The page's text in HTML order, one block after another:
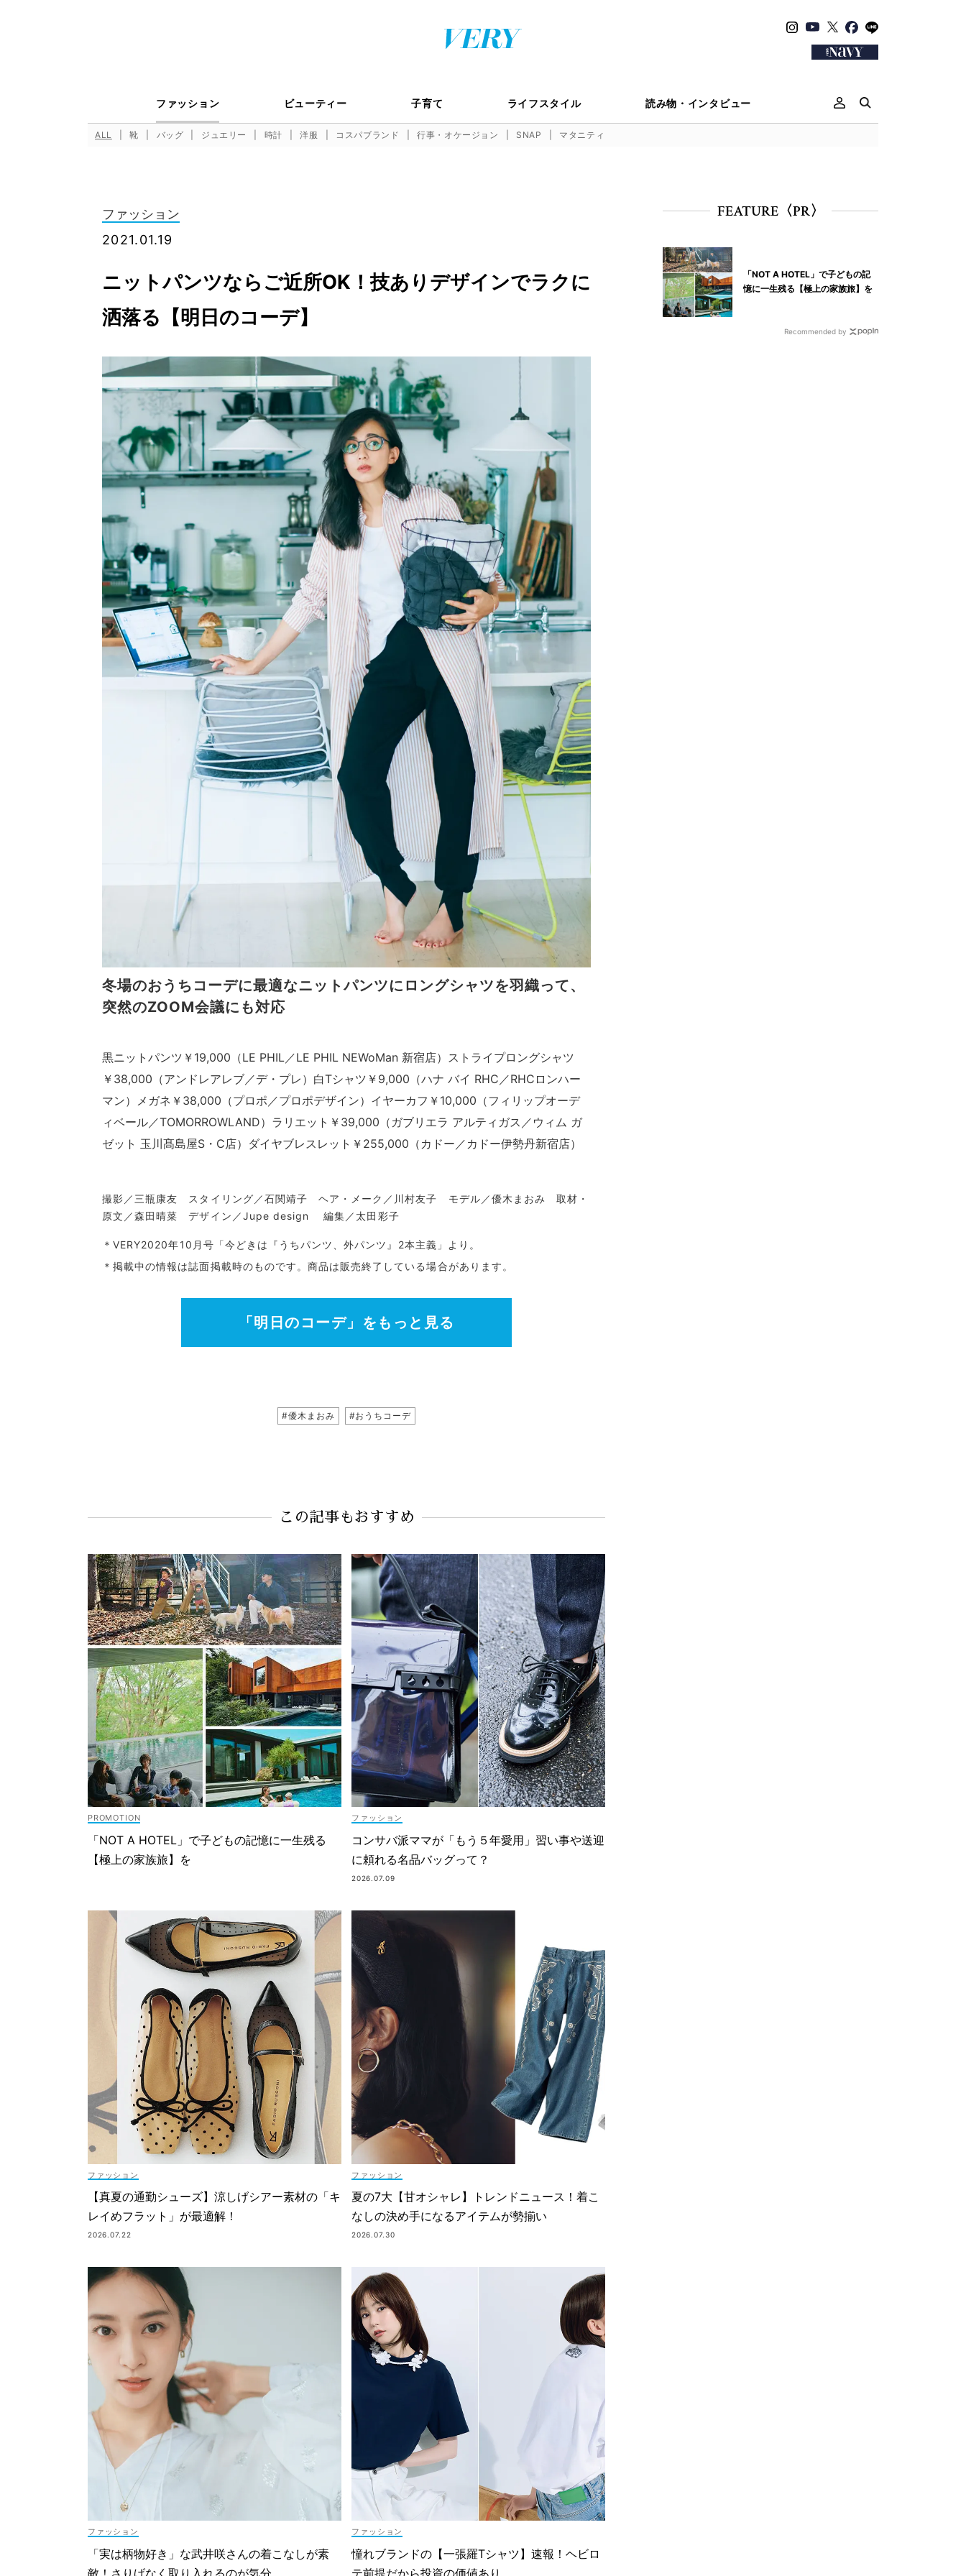
ファッション ビューティー 子育て ライフスタイル 読み物・インタビュー
ALL 靴 バッグ ジュエリー 時計 洋服 コスパブランド 行事・オケージョン SNAP マタニティ
ファッション
2021.01.19
ニットパンツならご近所OK！技ありデザインでラクに
洒落る【明日のコーデ】
冬場のおうちコーデに最適なニットパンツにロングシャツを羽織って、
突然のZOOM会議にも対応
黒ニットパンツ￥19,000（LE PHIL／LE PHIL NEWoMan 新宿店）ストライプロングシャツ
￥38,000（アンドレアレブ／デ・プレ）白Tシャツ￥9,000（ハナ バイ RHC／RHCロンハー
マン）メガネ￥38,000（プロポ／プロポデザイン）イヤーカフ￥10,000（フィリップオーデ
ィベール／TOMORROWLAND）ラリエット￥39,000（ガブリエラ アルティガス／ウィム ガ
ゼット 玉川髙島屋S・C店）ダイヤブレスレット￥255,000（カドー／カドー伊勢丹新宿店）
撮影／三瓶康友 スタイリング／石関靖子 ヘア・メーク／川村友子 モデル／優木まおみ 取材・
原文／森田晴菜 デザイン／Jupe design 編集／太田彩子
＊VERY2020年10月号「今どきは『うちパンツ、外パンツ』2本主義」より。
＊掲載中の情報は誌面掲載時のものです。商品は販売終了している場合があります。
「明日のコーデ」をもっと見る
#優木まおみ #おうちコーデ
この記事もおすすめ
「NOT A HOTEL」で子どもの記憶に一生残る
【極上の家族旅】を
ファッション
コンサバ派ママが「もう５年愛用」習い事や送迎
に頼れる名品バッグって？
2026.07.09
ファッション
【真夏の通勤シューズ】涼しげシアー素材の「キ
レイめフラット」が最適解！
2026.07.22
ファッション
夏の7大【甘オシャレ】トレンドニュース！着こ
なしの決め手になるアイテムが勢揃い
2026.07.30
ファッション
「実は柄物好き」な武井咲さんの着こなしが素
敵！さりげなく取り入れるのが気分
ファッション
憧れブランドの【一張羅Tシャツ】速報！ヘビロ
テ前提だから投資の価値あり
FEATURE〈PR〉
「NOT A HOTEL」で子どもの記
憶に一生残る【極上の家族旅】を
Recommended by